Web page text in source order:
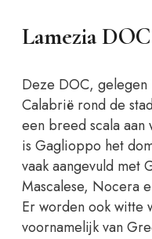
Lamezia DOC
Deze DOC,
Calabrië rond de
een breed scala aan
is Gaglioppo het
vaak aangevuld
Mascalese, Nocera
Er worden ook witte
voornamelijk van